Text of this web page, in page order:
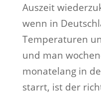
Auszeit
wenn in
Temperaturen
und man
monatelang in
starrt, ist der